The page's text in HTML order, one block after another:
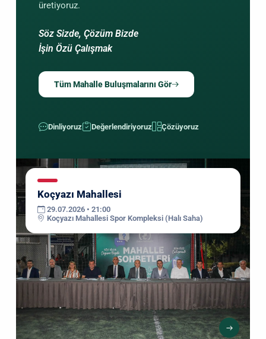
üretiyoruz.
Söz Sizde, Çözüm Bizde
İşin Özü Çalışmak
Tüm Mahalle Buluşmalarını Gör
Dinliyoruz Değerlendiriyoruz Çözüyoruz
Koçyazı Mahallesi
29.07.2026 • 21:00
Koçyazı Mahallesi Spor Kompleksi (Halı Saha)